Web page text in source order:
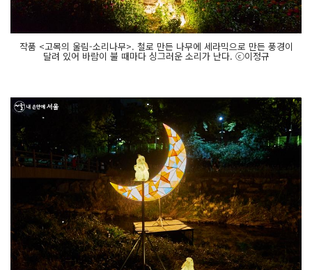
작품 <고목의 울림-소리나무>. 철로 만든 나무에 세라믹으로 만든 풍경이
달려 있어 바람이 불 때마다 싱그러운 소리가 난다. ⓒ이정규